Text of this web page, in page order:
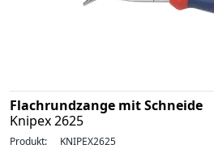
Flachrundzange mit Schneide
Knipex 2625
Produkt: KNIPEX2625